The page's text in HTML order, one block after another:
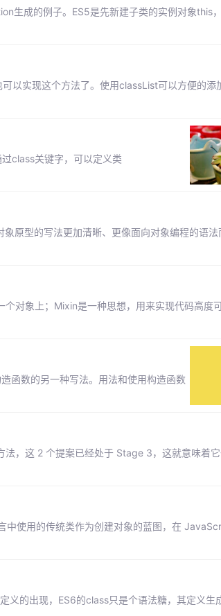
生成的例子。ES5是先新建子类的实例对象this
以实现这个方法了。使用classList可以方便的添
class关键字，可以定义类
原型的写法更加清晰、更像面向对象编程的语
个对象上；Mixin是一种思想，用来实现代码高度
函数的另一种写法。用法和使用构造函数
，这 2 个提案已经处于 Stage 3，这就意味着
使用的传统类作为创建对象的蓝图，在
义的出现，ES6的class只是个语法糖，其定义生